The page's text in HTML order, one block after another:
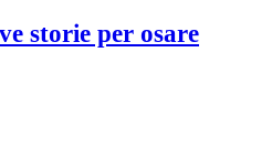
storie per osare